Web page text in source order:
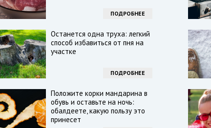
ПОДРОБНЕЕ
Останется одна труха: легкий
способ избавиться от пня на
участке
ПОДРОБНЕЕ
Положите корки мандарина в
обувь и оставьте на ночь:
обалдеете, какую пользу это
принесет